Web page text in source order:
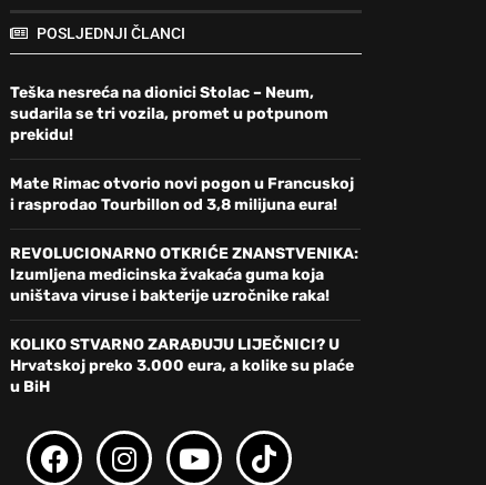
POSLJEDNJI ČLANCI
Teška nesreća na dionici Stolac – Neum,
sudarila se tri vozila, promet u potpunom
prekidu!
Mate Rimac otvorio novi pogon u Francuskoj
i rasprodao Tourbillon od 3,8 milijuna eura!
REVOLUCIONARNO OTKRIĆE ZNANSTVENIKA:
Izumljena medicinska žvakaća guma koja
uništava viruse i bakterije uzročnike raka!
KOLIKO STVARNO ZARAĐUJU LIJEČNICI? U
Hrvatskoj preko 3.000 eura, a kolike su plaće
u BiH